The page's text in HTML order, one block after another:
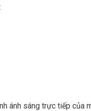
ánh sáng trực tiếp của